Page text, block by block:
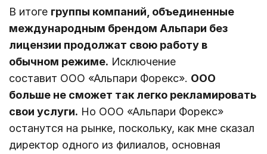
В итоге группы компаний, объединенные
международным брендом Альпари без
лицензии продолжат свою работу в
обычном режиме. Исключение
составит ООО «Альпари Форекс». ООО
больше не сможет так легко рекламировать
свои услуги. Но ООО «Альпари Форекс»
останутся на рынке, поскольку, как мне сказал
директор одного из филиалов, основная